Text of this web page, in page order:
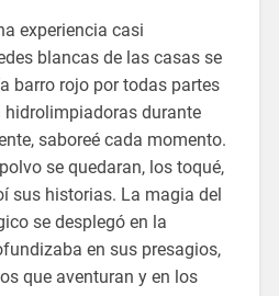
experiencia casi
blancas de las casas se
barro rojo por todas partes
durante
saboreé cada momento.
se quedaran, los toqué,
sus historias. La magia del
se desplegó en la
en sus presagios,
que aventuran y en los